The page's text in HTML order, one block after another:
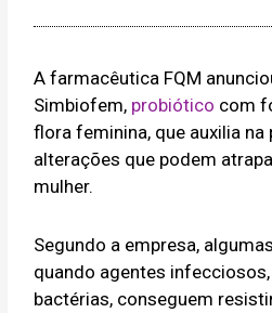
A farmacêutica FQM
Simbiofem, probiótico com
flora feminina, que auxilia na
alterações que podem
mulher.
Segundo a empresa,
quando agentes
bactérias, conseguem